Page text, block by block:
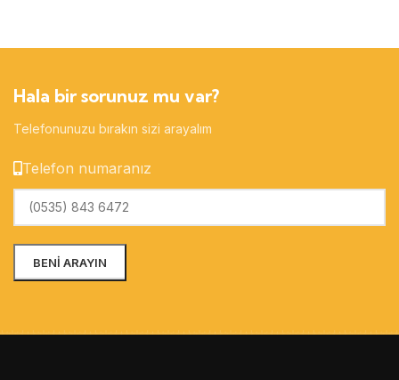
Hala bir sorunuz mu var?
Telefonunuzu bırakın sizi arayalım
Telefon numaranız